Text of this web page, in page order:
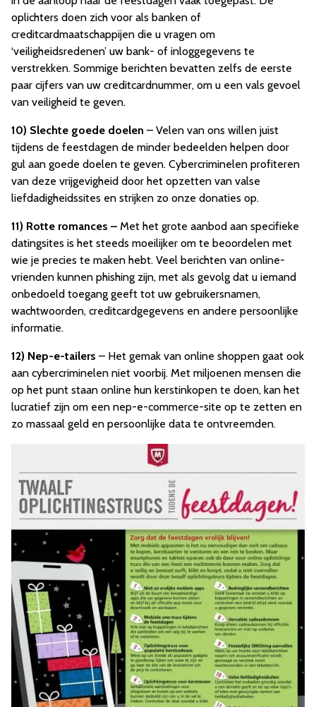
oplichters doen zich voor als banken of
creditcardmaatschappijen die u vragen om
‘veiligheidsredenen’ uw bank- of inloggegevens te
verstrekken. Sommige berichten bevatten zelfs de eerste
paar cijfers van uw creditcardnummer, om u een vals gevoel
van veiligheid te geven.
10) Slechte goede doelen – Velen van ons willen juist
tijdens de feestdagen de minder bedeelden helpen door
gul aan goede doelen te geven. Cybercriminelen profiteren
van deze vrijgevigheid door het opzetten van valse
liefdadigheidssites en strijken zo onze donaties op.
11) Rotte romances – Met het grote aanbod aan specifieke
datingsites is het steeds moeilijker om te beoordelen met
wie je precies te maken hebt. Veel berichten van online-
vrienden kunnen phishing zijn, met als gevolg dat u iemand
onbedoeld toegang geeft tot uw gebruikersnamen,
wachtwoorden, creditcardgegevens en andere persoonlijke
informatie.
12) Nep-e-tailers – Het gemak van online shoppen gaat ook
aan cybercriminelen niet voorbij. Met miljoenen mensen die
op het punt staan online hun kerstinkopen te doen, kan het
lucratief zijn om een nep-e-commerce-site op te zetten en
zo massaal geld en persoonlijke data te ontvreemden.